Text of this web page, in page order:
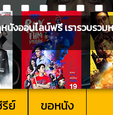
นังออนไลน์ฟรี เรารวบรว
ย์ ขอหนัง